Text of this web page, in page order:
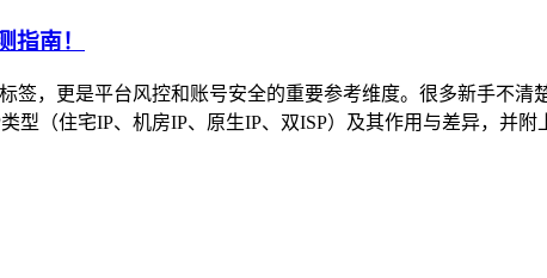
南！
，更是平台风控和账号安全的重要参考维度。很多新手不清
（住宅IP、机房IP、原生IP、双ISP）及其作用与差异，并